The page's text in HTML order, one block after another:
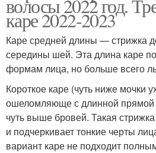
волосы 2022 год.
каре 2022-2023
Каре средней длины — стрижка
середины шей. Эта длина каре
формам лица, но больше всего
Короткое каре (чуть ниже мочки
ошеломляюще с длинной прямой
чуть выше бровей. Такая
и подчеркивает тонкие черты
вариант каре не подходит